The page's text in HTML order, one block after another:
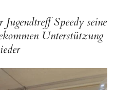
Speedy seine
Unterstützung